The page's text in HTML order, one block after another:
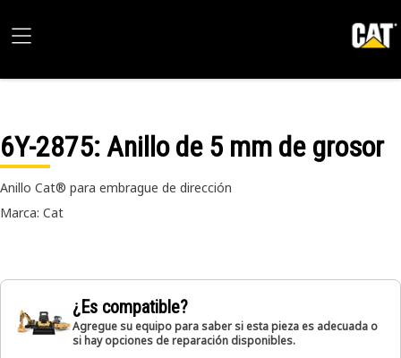
6Y-2875: Anillo de 5 mm de grosor
Anillo Cat® para embrague de dirección
Marca: Cat
¿Es compatible?
Agregue su equipo para saber si esta pieza es adecuada o
si hay opciones de reparación disponibles.